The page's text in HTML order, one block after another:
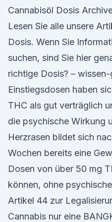
Cannabisöl Dosis
Lesen Sie alle unsere
Dosis. Wenn Sie
suchen, sind Sie hier
richtige Dosis? –
Einstiegsdosen haben
THC als gut verträglich
die psychische Wirkung
Herzrasen bildet sich
Wochen bereits eine
Dosen von über 50 mg
können, ohne
Artikel 44 zur
Cannabis nur eine